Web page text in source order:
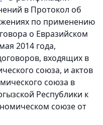
в Протокол об
по применению
о Евразийском
2014 года,
входящих в
союза, и актов
союза в
Республики к
союзе от